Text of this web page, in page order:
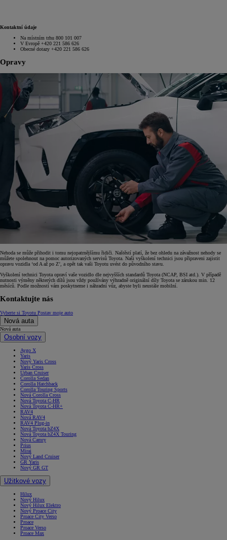
Kontaktní údaje
Na místním trhu 800 101 007
V Evropě +420 221 586 626
Obecné dotazy +420 221 586 626
Opravy
Nehoda se může přihodit i tomu nejopatrnějšímu řidiči. Naštěstí platí, že bez ohledu na závažnost nehody se
můžete spolehnout na pomoc autorizovaných servisů Toyota. Naši vyškolení technici jsou připraveni zajistit
opravu vozidla ‘od A až po Z’, a opět tak vaši Toyotu uvést do původního stavu.
Vyškolení technici Toyota opraví vaše vozidlo dle nejvyšších standardů Toyota (NCAP, BSI atd.). V případě
nutnosti výměny některých dílů jsou vždy používány výhradně originální díly Toyota se zárukou min. 12
měsíců. Podle možností vám poskytneme i náhradní vůz, abyste byli neustále mobilní.
Kontaktujte nás
Vyberte si Toyotu Postav moje auto
Nová auta
Nová auta
Osobní vozy
Aygo X
Yaris
Nový Yaris Cross
Yaris Cross
Urban Cruiser
Corolla Sedan
Corolla Hatchback
Corolla Touring Sports
Nová Corolla Cross
Nová Toyota C-HR
Nová Toyota C-HR+
RAV4
Nová RAV4
RAV4 Plug-in
Nová Toyota bZ4X
Nová Toyota bZ4X Touring
Nová Camry
Prius
Mirai
Nový Land Cruiser
GR Yaris
Nový GR GT
Užitkové vozy
Hilux
Nový Hilux
Nový Hilux Elektro
Nový Proace City
Proace City Verso
Proace
Proace Verso
Proace Max